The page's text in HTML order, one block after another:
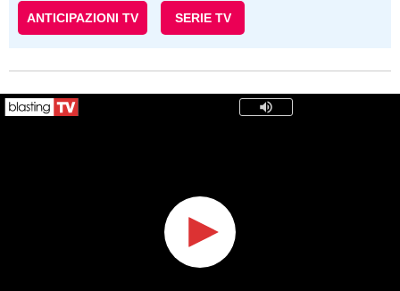
ANTICIPAZIONI TV SERIE TV